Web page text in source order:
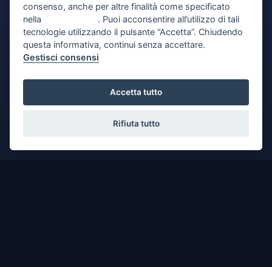
DOVE SIAMO
consenso, anche per altre finalità come specificato
nella
. Puoi acconsentire all’utilizzo di tali
tecnologie utilizzando il pulsante “Accetta”. Chiudendo
questa informativa, continui senza accettare.
Gestisci consensi
Accetta tutto
Rifiuta tutto